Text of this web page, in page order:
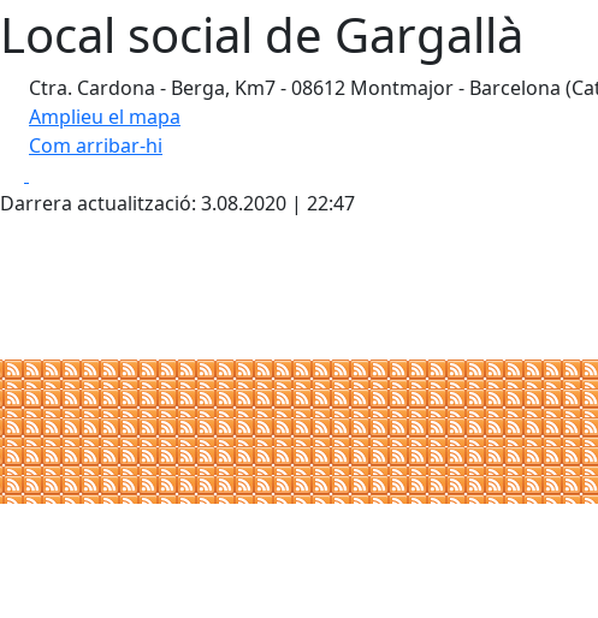
Local social de Gargallà
Ctra. Cardona - Berga, Km7 - 08612 Montmajor - Barcelona
Amplieu el mapa
Com arribar-hi
+
Darrera actualització: 3.08.2020 | 22:47